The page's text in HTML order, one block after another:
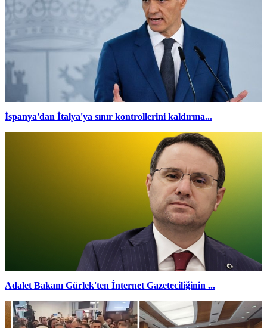
İspanya'dan İtalya'ya sınır kontrollerini kaldırma...
Adalet Bakanı Gürlek'ten İnternet Gazeteciliğinin ...